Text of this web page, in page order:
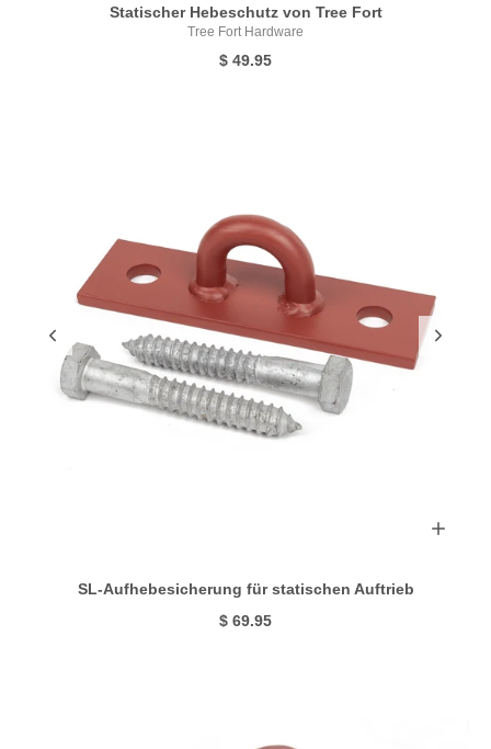
Statischer Hebeschutz von Tree Fort
Tree Fort Hardware
$ 49.95
SL-Aufhebesicherung für statischen Auftrieb
$ 69.95